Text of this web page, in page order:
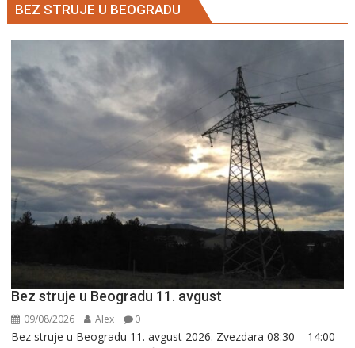
BEZ STRUJE U BEOGRADU
Bez struje u Beogradu 11. avgust
09/08/2026 Alex 0
Bez struje u Beogradu 11. avgust 2026. Zvezdara 08:30 – 14:00